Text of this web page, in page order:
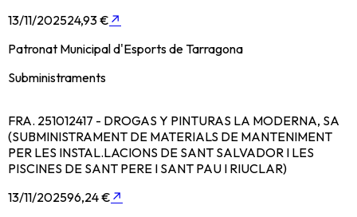
13/11/202524,93 € ↗
Patronat Municipal d'Esports de Tarragona
Subministraments
FRA. 251012417 - DROGAS Y PINTURAS LA MODERNA, SA
(SUBMINISTRAMENT DE MATERIALS DE MANTENIMENT
PER LES INSTAL.LACIONS DE SANT SALVADOR I LES
PISCINES DE SANT PERE I SANT PAU I RIUCLAR)
13/11/202596,24 € ↗